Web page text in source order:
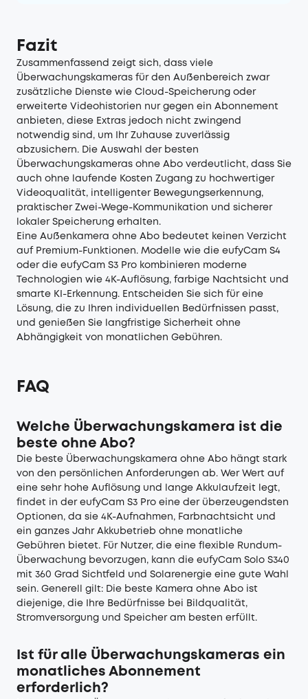
Fazit
Zusammenfassend zeigt sich, dass viele
Überwachungskameras für den Außenbereich zwar
zusätzliche Dienste wie Cloud-Speicherung oder
erweiterte Videohistorien nur gegen ein Abonnement
anbieten, diese Extras jedoch nicht zwingend
notwendig sind, um Ihr Zuhause zuverlässig
abzusichern. Die Auswahl der besten
Überwachungskameras ohne Abo verdeutlicht, dass Sie
auch ohne laufende Kosten Zugang zu hochwertiger
Videoqualität, intelligenter Bewegungserkennung,
praktischer Zwei-Wege-Kommunikation und sicherer
lokaler Speicherung erhalten.
Eine Außenkamera ohne Abo bedeutet keinen Verzicht
auf Premium-Funktionen. Modelle wie die eufyCam S4
oder die eufyCam S3 Pro kombinieren moderne
Technologien wie 4K-Auflösung, farbige Nachtsicht und
smarte KI-Erkennung. Entscheiden Sie sich für eine
Lösung, die zu Ihren individuellen Bedürfnissen passt,
und genießen Sie langfristige Sicherheit ohne
Abhängigkeit von monatlichen Gebühren.
FAQ
Welche Überwachungskamera ist die
beste ohne Abo?
Die beste Überwachungskamera ohne Abo hängt stark
von den persönlichen Anforderungen ab. Wer Wert auf
eine sehr hohe Auflösung und lange Akkulaufzeit legt,
findet in der eufyCam S3 Pro eine der überzeugendsten
Optionen, da sie 4K-Aufnahmen, Farbnachtsicht und
ein ganzes Jahr Akkubetrieb ohne monatliche
Gebühren bietet. Für Nutzer, die eine flexible Rundum-
Überwachung bevorzugen, kann die eufyCam Solo S340
mit 360 Grad Sichtfeld und Solarenergie eine gute Wahl
sein. Generell gilt: Die beste Kamera ohne Abo ist
diejenige, die Ihre Bedürfnisse bei Bildqualität,
Stromversorgung und Speicher am besten erfüllt.
Ist für alle Überwachungskameras ein
monatliches Abonnement
erforderlich?